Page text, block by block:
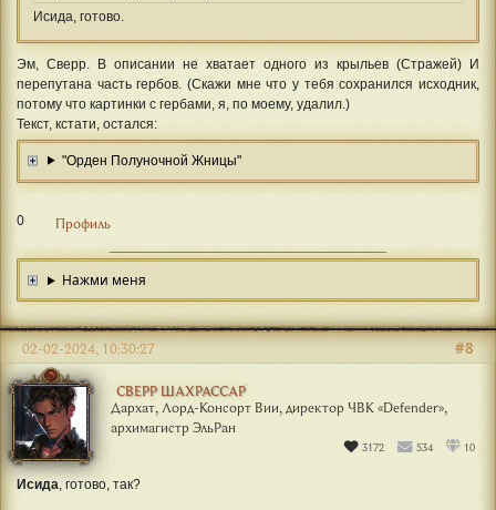
Исида, готово.
Эм, Сверр. В описании не хватает одного из крыльев (Стражей) И
перепутана часть гербов. (Скажи мне что у тебя сохранился исходник,
потому что картинки с гербами, я, по моему, удалил.)
Текст, кстати, остался:
"Орден Полуночной Жницы"
0 Профиль
Нажми меня
СВЕРР ШАХРАССАР
Дархат, Лорд-Консорт Вии, директор ЧВК «Defender»,
архимагистр ЭльРан
3172 534 10
#8
02-02-2024, 10:30:27
Исида, готово, так?